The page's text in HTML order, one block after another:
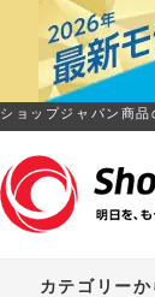
ショップジャパン商
カテゴリー